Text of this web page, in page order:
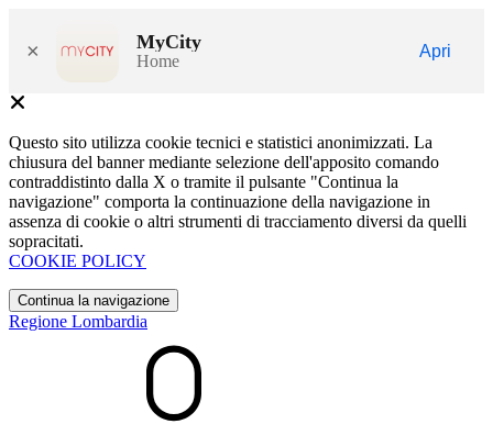
× MyCity
Home
Apri
Questo sito utilizza cookie tecnici e statistici anonimizzati. La
chiusura del banner mediante selezione dell'apposito comando
contraddistinto dalla X o tramite il pulsante "Continua la
navigazione" comporta la continuazione della navigazione in
assenza di cookie o altri strumenti di tracciamento diversi da quelli
sopracitati.
COOKIE POLICY
Continua la navigazione
Regione Lombardia